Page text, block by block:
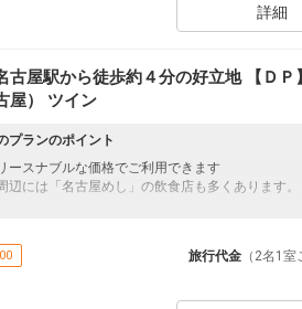
禁煙ルームプラン」と「喫煙ルームプラン」を掲
【客室情報】の項目で
期間：2026年4月1日～2026年9月30日
ターネットコース番号：DP-1-17467870
詳細
古屋駅から徒歩約４分の好立地 【Ｄ
屋） ツイン
プランのポイント
ースナブルな価格でご利用できます
辺には「名古屋めし」の飲食店も多くあります。
食事なしプラン」と「朝食付プラン」を掲載して
覧のページがどちらかを
【食事条件】の項目で
煙ルームプランと喫煙ルームプランをご用意して
旅行代金 （2名1